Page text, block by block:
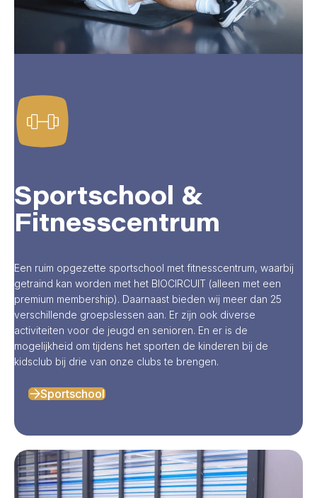
Sportschool &
Fitnesscentrum
Een ruim opgezette sportschool met fitnesscentrum, waarbij
getraind kan worden met het BIOCIRCUIT (alleen met een
premium membership). Daarnaast bieden wij meer dan 25
verschillende groepslessen aan. Er zijn ook diverse
activiteiten voor de jeugd en senioren. En er is de
mogelijkheid om tijdens het sporten de kinderen bij de
kidsclub bij drie van onze clubs te brengen.
Sportschool